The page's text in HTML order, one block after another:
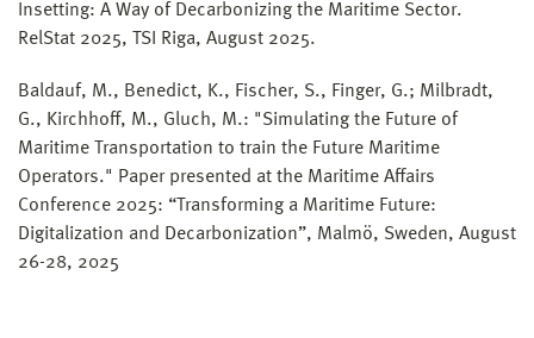
Insetting: A Way of Decarbonizing the Maritime Sector.
RelStat 2025, TSI Riga, August 2025.
Baldauf, M., Benedict, K., Fischer, S., Finger, G.; Milbradt,
G., Kirchhoff, M., Gluch, M.: "Simulating the Future of
Maritime Transportation to train the Future Maritime
Operators." Paper presented at the Maritime Affairs
Conference 2025: “Transforming a Maritime Future:
Digitalization and Decarbonization”, Malmö, Sweden, August
26-28, 2025